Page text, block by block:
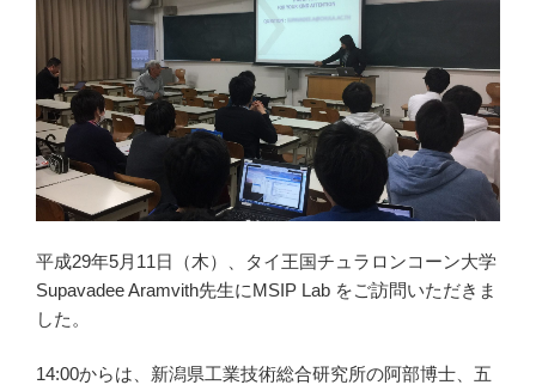
平成29年5月11日（木）、タイ王国チュラロンコーン大学
Supavadee Aramvith先生にMSIP Lab をご訪問いただきま
した。
14:00からは、新潟県工業技術総合研究所の阿部博士、五